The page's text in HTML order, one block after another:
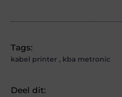
Tags:
kabel printer , kba metronic
Deel dit: